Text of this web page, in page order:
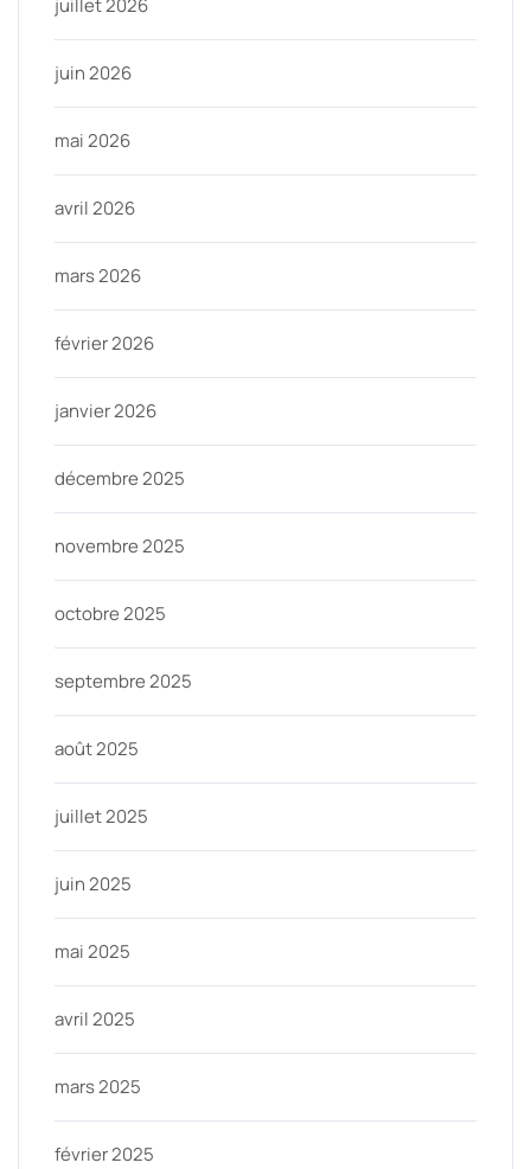
juillet 2026
juin 2026
mai 2026
avril 2026
mars 2026
février 2026
janvier 2026
décembre 2025
novembre 2025
octobre 2025
septembre 2025
août 2025
juillet 2025
juin 2025
mai 2025
avril 2025
mars 2025
février 2025